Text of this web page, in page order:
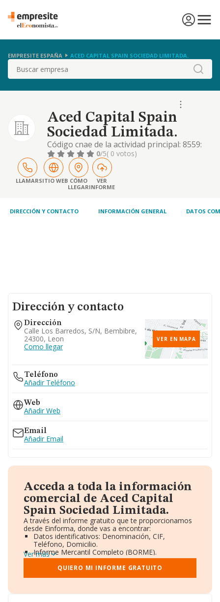
EMPRESITE ESPAÑA ACED CAPITAL SPAIN SOCIEDAD LIMITADA.
Buscar
Aced Capital Spain
Sociedad Limitada.
Código cnae de la actividad principal: 8559:
otra educación n.c.o.p. otras actividades: cnae
8560.actividades auxiliares a la educación.
cnae 7022: otras actividades de consultoría
de gestión empresarial. la intermediación en
el comercio. la sociedad es mediadora
0/5( 0 votos)
LLAMARSITIO WEB CÓMO
LLEGAR
VER
INFORME
DIRECCIÓN Y CONTACTO INFORMACIÓN GENERAL DATOS
Dirección y contacto
Dirección
Calle Los Barredos, S/n, Bembibre,
24300, Leon
Como llegar
VER EN MAPA
Teléfono
Añadir Teléfono
Web
Añadir Web
Email
Añadir Email
Acceda a toda la información
comercial de Aced Capital
Spain Sociedad Limitada.
A través del informe gratuito que te proporcionamos
desde Einforma, donde vas a encontrar:
Datos identificativos: Denominación, CIF,
Teléfono, Domicilio.
Informe Mercantil Completo (BORME).
Gráficos de Evolución Ventas y Empleados.
Consejo de Administración y Administradores.
Directivos y Ejecutivos.
Ver más
QUIERO MI INFORME GRATUITO